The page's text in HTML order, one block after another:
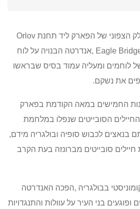
הצפוני של הפארק ליד תחנת Orlov
Eagle ,אנדרטה הבנויה על לוח
לוחמים ומעליה עמוד בסיס שבראשו
את נשקם.
החמישים במאה הקודמת בפארק
הסובייטים שנפלו במלחמת
בנאצים לכבוש סופיה ובולגריה מידם,
סובייטים מברונזה בעת הקרב
בבולגריה ,הפכה האנדרטה
בני העיר על עוולות והתנגדויות